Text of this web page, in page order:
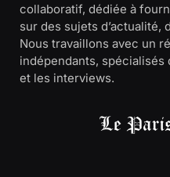
collaboratif, dédiée à
sur des sujets d’actualité,
Nous travaillons avec un
indépendants, spécialisés
et les interviews.